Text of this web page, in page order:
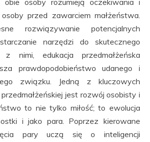
obie osoby rozumieją oczekiwania i
przed zawarciem małżeństwa.
rozwiązywanie potencjalnych
narzędzi do skutecznego
nimi, edukacja przedmałżeńska
prawdopodobieństwo udanego i
związku. Jedną z kluczowych
jest rozwój osobisty i
to nie tylko miłość; to ewolucja
i jako para. Poprzez kierowane
pary uczą się o inteligencji